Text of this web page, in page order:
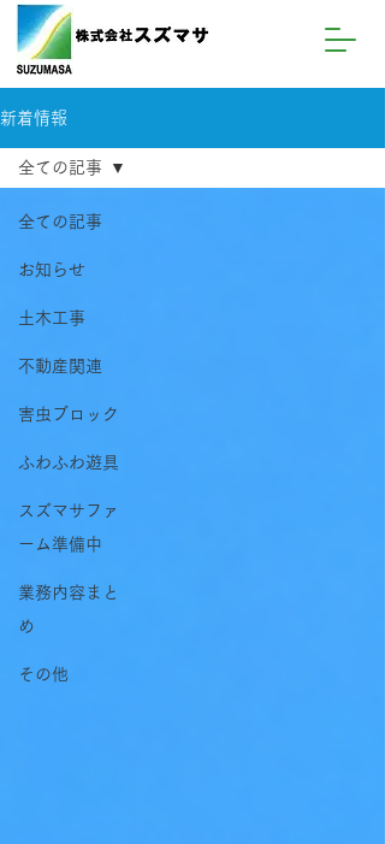
新着情報
全ての記事
お知らせ
土木工事
不動産関連
害虫ブロック
ふわふわ遊具
スズマサファ
ーム準備中
業務内容まと
め
その他
全ての記事